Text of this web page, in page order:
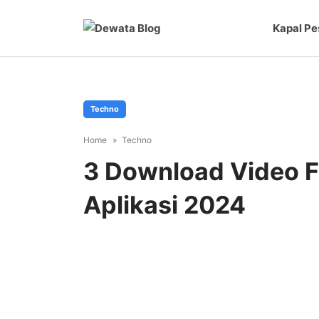
Kapal
Techno
Home Techno
3 Download Video
Aplikasi 2024